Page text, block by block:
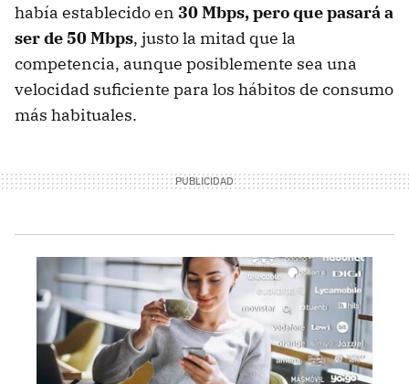
había establecido en 30 Mbps, pero que pasará a
ser de 50 Mbps, justo la mitad que la
competencia, aunque posiblemente sea una
velocidad suficiente para los hábitos de consumo
más habituales.